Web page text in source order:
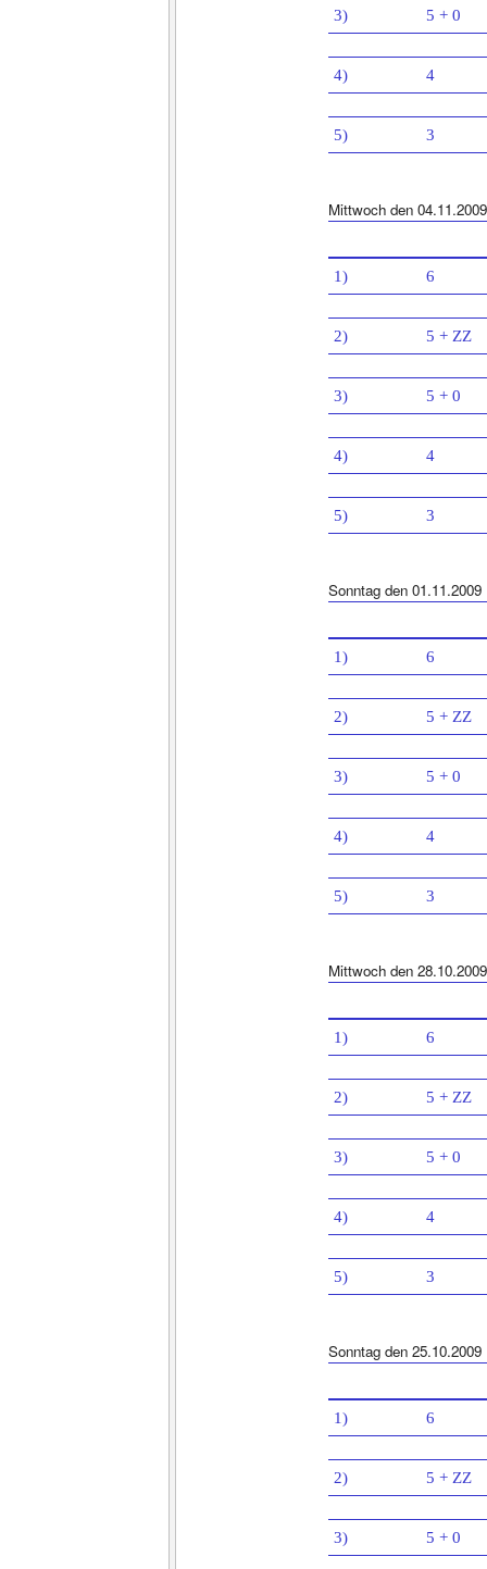
3) 5 + 0
4) 4
5) 3
Mittwoch den 04.11.2009
1) 6
2) 5 + ZZ
3) 5 + 0
4) 4
5) 3
Sonntag den 01.11.2009
1) 6
2) 5 + ZZ
3) 5 + 0
4) 4
5) 3
Mittwoch den 28.10.2009
1) 6
2) 5 + ZZ
3) 5 + 0
4) 4
5) 3
Sonntag den 25.10.2009
1) 6
2) 5 + ZZ
3) 5 + 0